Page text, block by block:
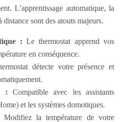
L’apprentissage automatique, la
sont des atouts majeurs.
: Le thermostat apprend vos
en conséquence.
détecte votre présence et
: Compatible avec les assistants
et les systèmes domotiques.
Modifiez la température de votre